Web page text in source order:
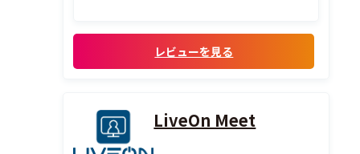
のは良い点だと考えられる。
レビューを見る
LiveOn Meet